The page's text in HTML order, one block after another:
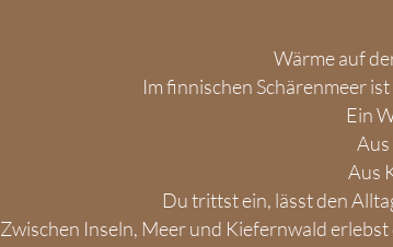
Wärme auf
Im finnischen Schärenmeer
Ein
Aus
Du trittst ein, lässt den
Zwischen Inseln, Meer und Kiefernwald